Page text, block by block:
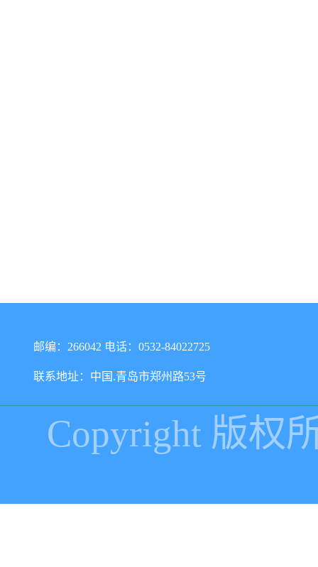
邮编：266042 电话：0532-84022725
联系地址：中国.青岛市郑州路53号
Copyright 版权